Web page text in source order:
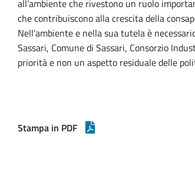
all’ambiente che rivestono un ruolo
che contribuiscono alla crescita della
Nell'ambiente e nella sua tutela è
Sassari, Comune di Sassari, Consorzio
priorità e non un aspetto residuale delle
Stampa in PDF